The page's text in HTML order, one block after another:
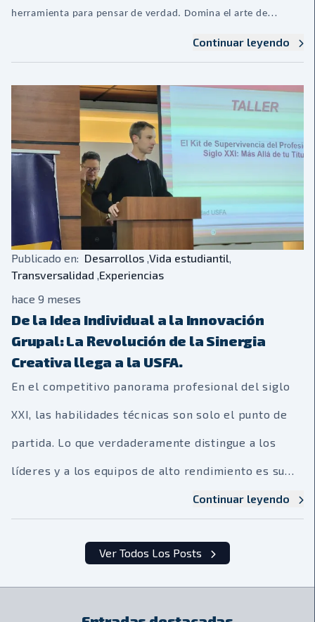
herramienta para pensar de verdad. Domina el arte de
Continuar leyendo
Publicado en: Desarrollos ,Vida estudiantil,
Transversalidad ,Experiencias
hace 9 meses
De la Idea Individual a la Innovación
Grupal: La Revolución de la Sinergia
Creativa llega a la USFA.
En el competitivo panorama profesional del siglo
XXI, las habilidades técnicas son solo el punto de
partida. Lo que verdaderamente distingue a los
líderes y a los equipos de alto rendimiento es su
capacidad para colaborar, innovar y generar ideas
genialidad solitaria o una fogata que se enciende y
Continuar leyendo
Ver Todos Los Posts